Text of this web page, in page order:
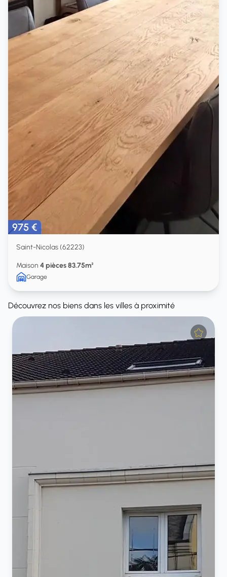
975 €
Saint-Nicolas (62223)
Maison 4 pièces 83.75m²
Garage
Découvrez nos biens dans les villes à proximité